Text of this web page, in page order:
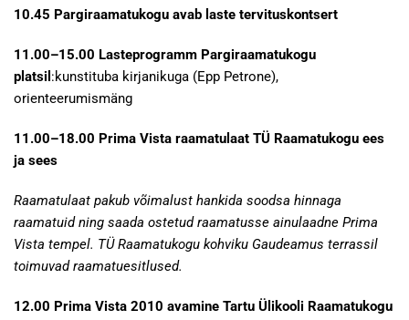
10.45 Pargiraamatukogu avab laste tervituskontsert
11.00–15.00 Lasteprogramm Pargiraamatukogu
platsil :kunstituba kirjanikuga (Epp Petrone),
orienteerumismäng
11.00–18.00 Prima Vista raamatulaat TÜ Raamatukogu ees
ja sees
Raamatulaat pakub võimalust hankida soodsa hinnaga
raamatuid ning saada ostetud raamatusse ainulaadne Prima
Vista tempel. TÜ Raamatukogu kohviku Gaudeamus terrassil
toimuvad raamatuesitlused.
12.00 Prima Vista 2010 avamine Tartu Ülikooli Raamatukogu